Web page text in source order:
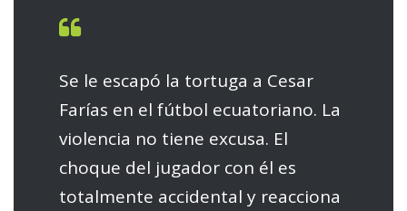
Se le escapó la tortuga a Cesar
Farías en el fútbol ecuatoriano. La
violencia no tiene excusa. El
choque del jugador con él es
totalmente accidental y reacciona